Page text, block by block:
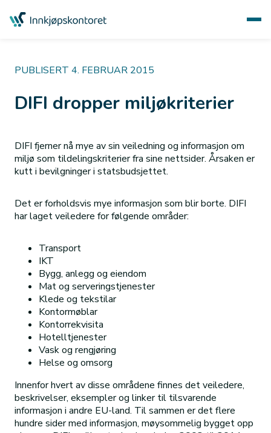
PUBLISERT 4. FEBRUAR 2015
DIFI dropper miljøkriterier
DIFI fjerner nå mye av sin veiledning og informasjon om
miljø som tildelingskriterier fra sine nettsider. Årsaken er
kutt i bevilgninger i statsbudsjettet.
Det er forholdsvis mye informasjon som blir borte. DIFI
har laget veiledere for følgende områder:
Transport
IKT
Bygg, anlegg og eiendom
Mat og serveringstjenester
Klede og tekstilar
Kontormøblar
Kontorrekvisita
Hotelltjenester
Vask og rengjøring
Helse og omsorg
Innenfor hvert av disse områdene finnes det veiledere,
beskrivelser, eksempler og linker til tilsvarende
informasjon i andre EU-land. Til sammen er det flere
hundre sider med informasjon, møysommelig bygget opp